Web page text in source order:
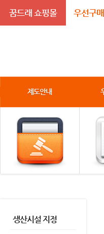
꿈드래 쇼핑몰 우선구
제도안내
생산시설 지정